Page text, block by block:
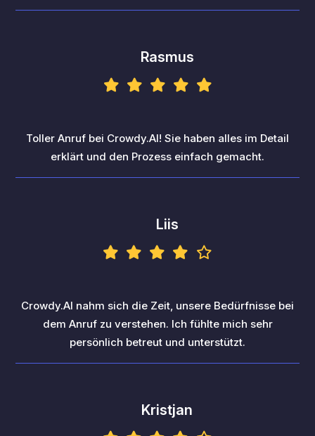
Rasmus
Toller Anruf bei Crowdy.AI! Sie haben alles im Detail
erklärt und den Prozess einfach gemacht.
Liis
Crowdy.AI nahm sich die Zeit, unsere Bedürfnisse bei
dem Anruf zu verstehen. Ich fühlte mich sehr
persönlich betreut und unterstützt.
Kristjan